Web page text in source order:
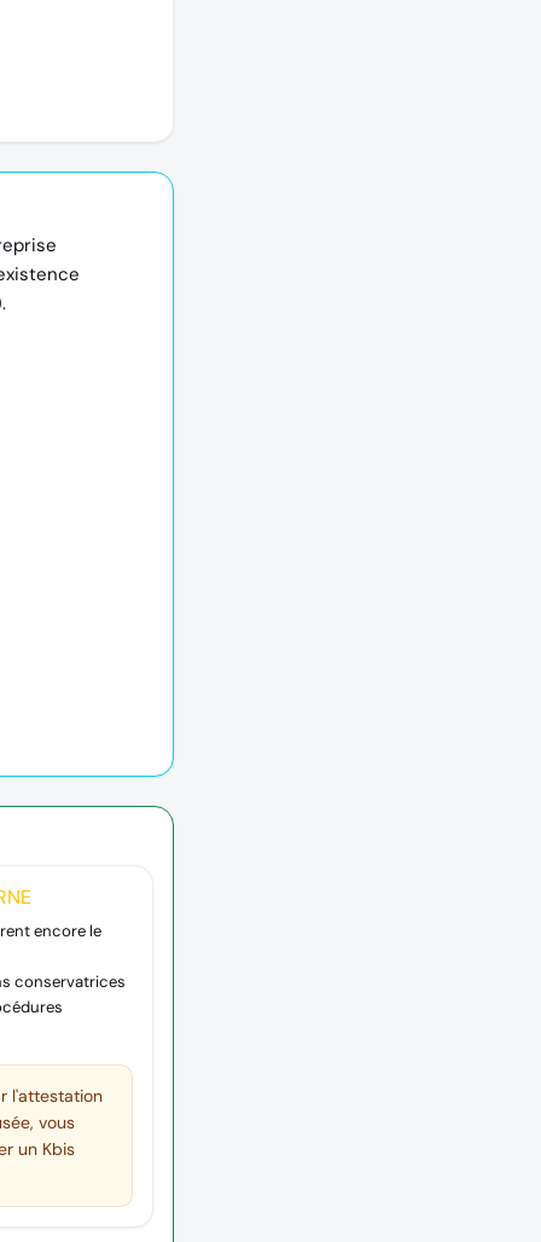
encore le
conservatrices
l'attestation
vous
un Kbis